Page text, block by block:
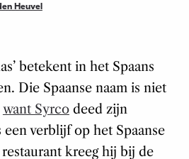
Heuvel
betekent in het Spaans
Die Spaanse naam is niet
want Syrcodeed zijn
verblijf op het Spaanse
kreeg hij bij de